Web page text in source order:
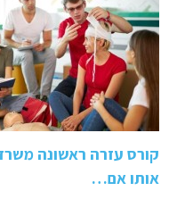
קורס עזרה ראשונה
אותו אם…